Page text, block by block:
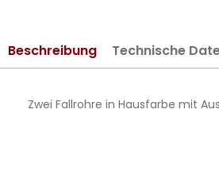
Beschreibung
Zwei Fallrohre in Hausfarbe mit
Technische